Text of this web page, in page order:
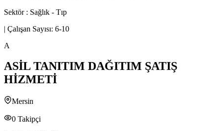
Sektör : Sağlık - Tıp
| Çalışan Sayısı: 6-10
A
ASİL TANITIM DAĞITIM ŞATIŞ
HİZMETİ
Mersin
0 Takipçi